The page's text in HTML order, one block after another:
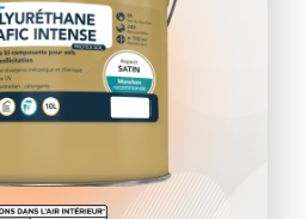
Impressions
Finitions satinées
Finitions velours
Finitions mates
Peintures bois
Préparation du support